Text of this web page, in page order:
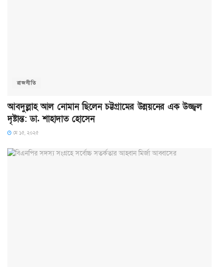
রাজনীতি
আবদুল্লাহ আল নোমান ছিলেন চট্টগ্রামের উন্নয়নের এক উজ্জ্বল
দৃষ্টান্ত: ডা. শাহাদাত হোসেন
মে ১৫, ২০২৫